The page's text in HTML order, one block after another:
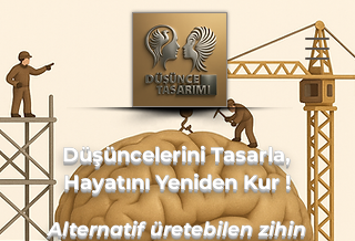
Düşüncelerini Tasarla,
Hayatını Yeniden Kur !
Alternatif üretebilen zihin